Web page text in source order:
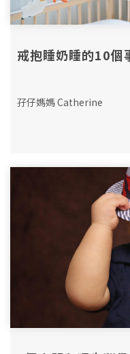
戒抱睡奶睡的10個
孖仔媽媽 Catherine